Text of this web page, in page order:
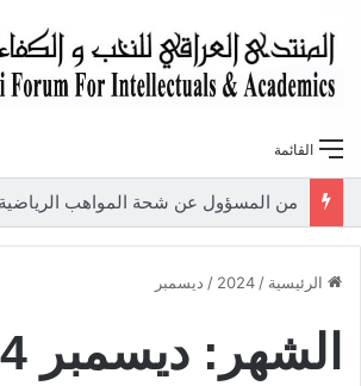
القائمة
الرئيسية /
2024
/ ديسمبر
الشهر: ديسمبر 2024